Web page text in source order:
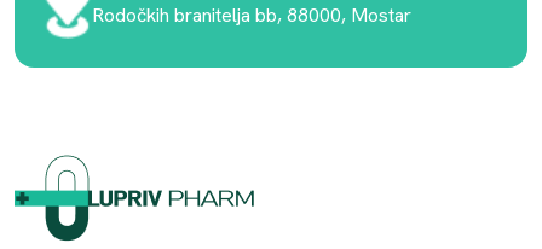
Rodočkih branitelja bb, 88000, Mostar